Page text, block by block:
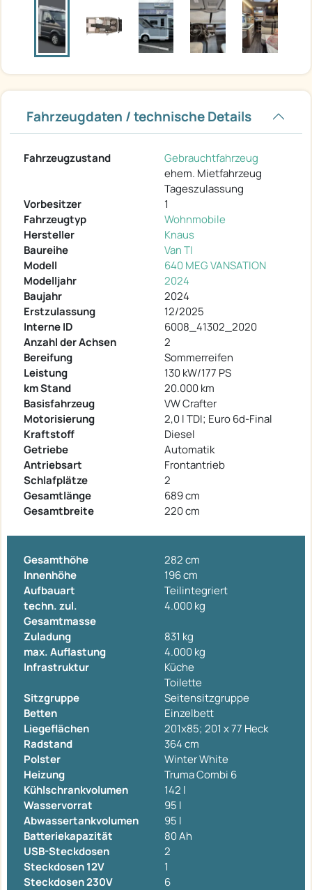
Fahrzeugdaten / technische Details
Fahrzeugzustand
Gebrauchtfahrzeug
ehem. Mietfahrzeug
Tageszulassung
Vorbesitzer
1
Fahrzeugtyp
Wohnmobile
Hersteller
Knaus
Baureihe
Van TI
Modell
640 MEG VANSATION
Modelljahr
2024
Baujahr
2024
Erstzulassung
12/2025
Interne ID
6008_41302_2020
Anzahl der Achsen
2
Bereifung
Sommerreifen
Leistung
130 kW/177 PS
km Stand
20.000 km
Basisfahrzeug
VW Crafter
Motorisierung
2,0 l TDI; Euro 6d-Final
Kraftstoff
Diesel
Getriebe
Automatik
Antriebsart
Frontantrieb
Schlafplätze
2
Gesamtlänge
689 cm
Gesamtbreite
220 cm
Gesamthöhe
282 cm
Innenhöhe
196 cm
Aufbauart
Teilintegriert
techn. zul.
Gesamtmasse
4.000 kg
Zuladung
831 kg
max. Auflastung
4.000 kg
Infrastruktur
Küche
Toilette
Sitzgruppe
Seitensitzgruppe
Betten
Einzelbett
Liegeflächen
201x85; 201 x 77 Heck
Radstand
364 cm
Polster
Winter White
Heizung
Truma Combi 6
Kühlschrankvolumen
142 l
Wasservorrat
95 l
Abwassertankvolumen
95 l
Batteriekapazität
80 Ah
USB-Steckdosen
2
Steckdosen 12V
1
Steckdosen 230V
6